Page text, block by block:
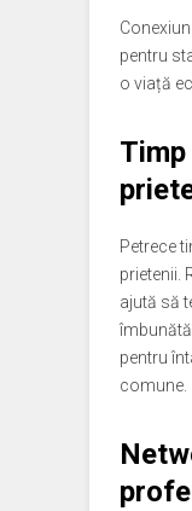
pentru
o viață
Petrece
prietenii.
ajută să
pentru
comune.